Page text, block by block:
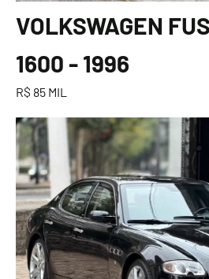
VOLKSWAGEN
1600 - 1996
R$ 85 MIL